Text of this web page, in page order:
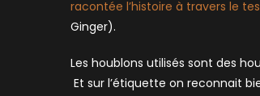
racontée l’histoire à travers le
Ginger).
Les houblons utilisés sont des
Et sur l’étiquette on reconnait